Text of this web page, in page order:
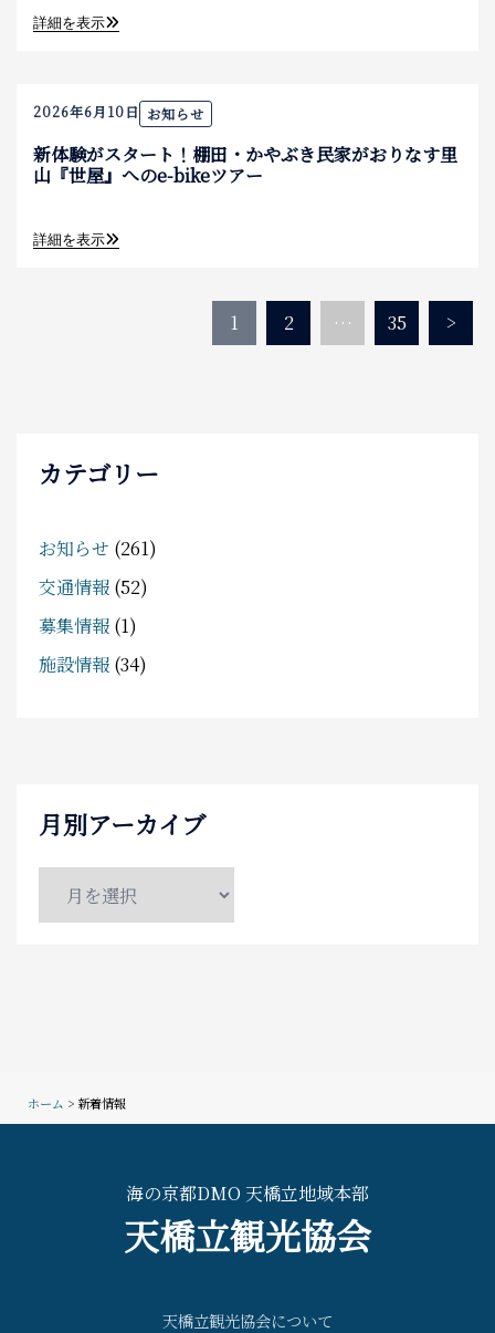
詳細を表示
2026年6月10日 お知らせ
新体験がスタート！棚田・かやぶき民家がおりなす里
山『世屋』へのe-bikeツアー
詳細を表示
ー
送
り
1 2 … 35 >
カテゴリー
お知らせ (261)
交通情報 (52)
募集情報 (1)
施設情報 (34)
月別アーカイブ
ホーム > 新着情報
海の京都DMO 天橋立地域本部
天橋立観光協会
天橋立観光協会について